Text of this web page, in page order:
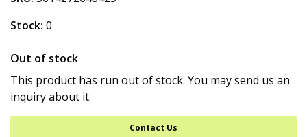
Stock: 0
Out of stock
This product has run out of stock. You may send us an
inquiry about it.
Contact Us